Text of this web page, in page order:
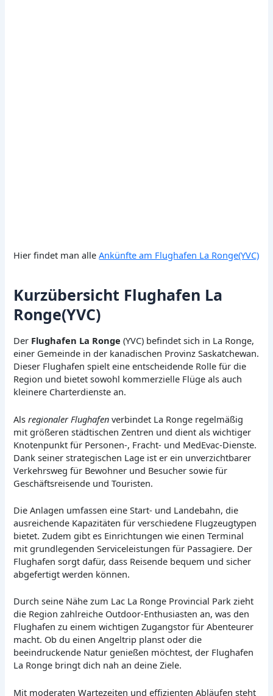
Hier findet man alleAnkünfte am Flughafen La Ronge(YVC)
Kurzübersicht Flughafen La
Ronge(YVC)
Der Flughafen La Ronge (YVC) befindet sich in La Ronge,
einer Gemeinde in der kanadischen Provinz Saskatchewan.
Dieser Flughafen spielt eine entscheidende Rolle für die
Region und bietet sowohl kommerzielle Flüge als auch
kleinere Charterdienste an.
Alsregionaler Flughafen verbindet La Ronge regelmäßig
mit größeren städtischen Zentren und dient als wichtiger
Knotenpunkt für Personen-, Fracht- und MedEvac-Dienste.
Dank seiner strategischen Lage ist er ein unverzichtbarer
Verkehrsweg für Bewohner und Besucher sowie für
Geschäftsreisende und Touristen.
Die Anlagen umfassen eine Start- und Landebahn, die
ausreichende Kapazitäten für verschiedene Flugzeugtypen
bietet. Zudem gibt es Einrichtungen wie einen Terminal
mit grundlegenden Serviceleistungen für Passagiere. Der
Flughafen sorgt dafür, dass Reisende bequem und sicher
abgefertigt werden können.
Durch seine Nähe zum Lac La Ronge Provincial Park zieht
die Region zahlreiche Outdoor-Enthusiasten an, was den
Flughafen zu einem wichtigen Zugangstor für Abenteurer
macht. Ob du einen Angeltrip planst oder die
beeindruckende Natur genießen möchtest, der Flughafen
La Ronge bringt dich nah an deine Ziele.
Mit moderaten Wartezeiten und effizienten Abläufen steht